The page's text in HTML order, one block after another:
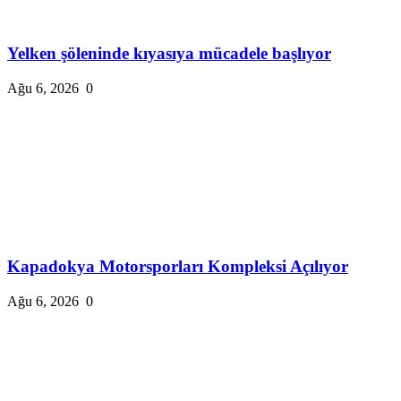
Yelken şöleninde kıyasıya mücadele başlıyor
Ağu 6, 2026 0
Kapadokya Motorsporları Kompleksi Açılıyor
Ağu 6, 2026 0